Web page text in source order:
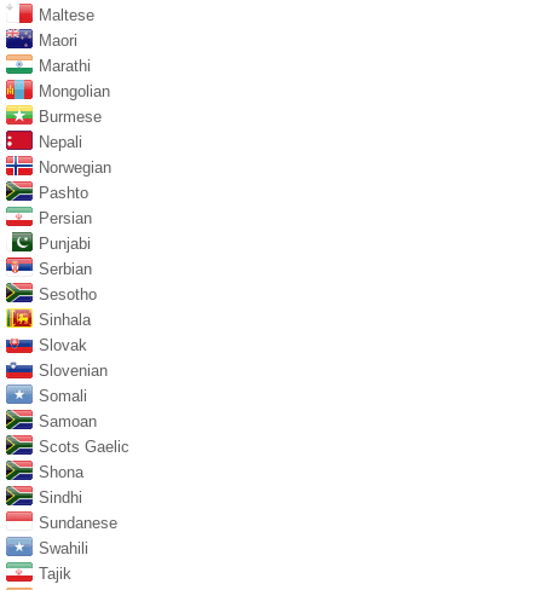
Maltese
Maori
Marathi
Mongolian
Burmese
Nepali
Norwegian
Pashto
Persian
Punjabi
Serbian
Sesotho
Sinhala
Slovak
Slovenian
Somali
Samoan
Scots Gaelic
Shona
Sindhi
Sundanese
Swahili
Tajik